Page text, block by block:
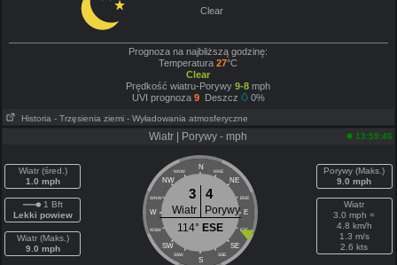
Clear
Prognoza na najbliższą godzinę:
Temperatura27°C
Clear
Prędkość wiatru-Porywy 9-8 mph
UVI prognoza 9Deszcz 0%
Historia - Trzęsienia ziemi - Wyładowania atmosferyczne
Wiatr | Porywy - mph 13:59:46
Wiatr (śred.)
1.0 mph
1 Bft
Lekki powiew
Wiatr (Maks.)
9.0 mph
N
NNW NNE
NW NE
WNW ENE
W E
WSW ESE
SW SE
SSW SSE
S
3 4
Wiatr
Porywy
114° ESE
Porywy (Maks.)
9.0 mph
Wiatr
3.0 mph =
4.8 km/h
1.3 m/s
2.6 kts